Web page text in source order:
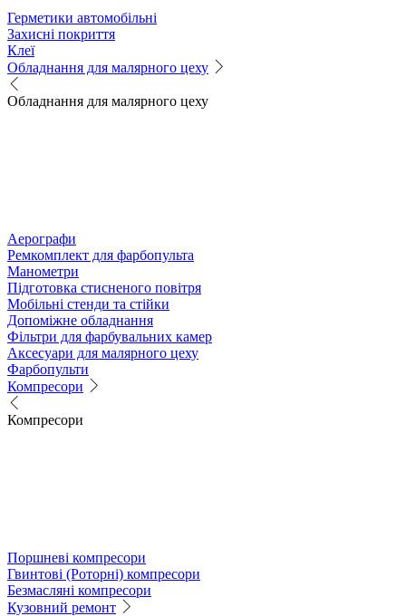
Герметики автомобільні
Захисні покриття
Клеї
Обладнання для малярного цеху
Обладнання для малярного цеху
Аерографи
Ремкомплект для фарбопульта
Манометри
Підготовка стисненого повітря
Мобільні стенди та стійки
Допоміжне обладнання
Фільтри для фарбувальних камер
Аксесуари для малярного цеху
Фарбопульти
Компресори
Компресори
Поршневі компресори
Гвинтові (Роторні) компресори
Безмасляні компресори
Кузовний ремонт